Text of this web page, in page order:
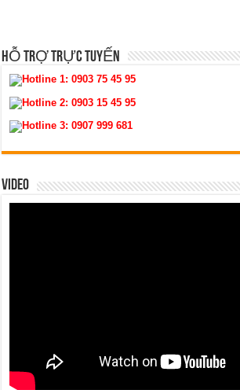
HỖ TRỢ TRỰC TUYẾN
Hotline 1:0903 75 45 95
Hotline 2:0903 15 45 95
Hotline 3:0907 999 681
VIDEO